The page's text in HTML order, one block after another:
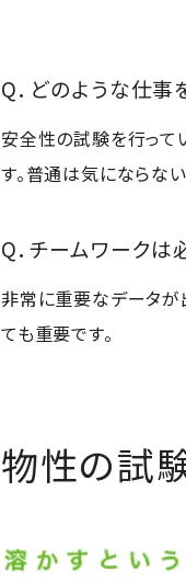
Q．どのような仕事
安全性の試験を行って
す。普通は気にならな
Q．チームワークは
非常に重要なデータが
ても重要です。
物性の試